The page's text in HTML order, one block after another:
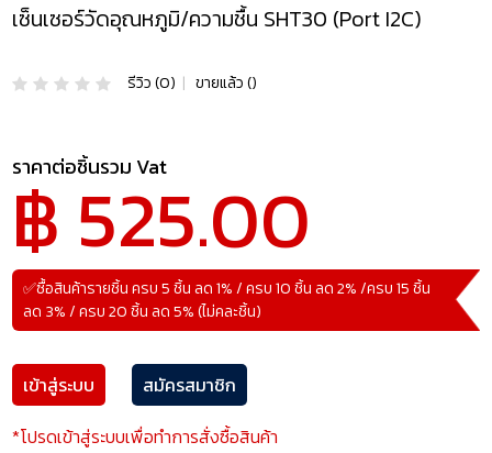
เซ็นเซอร์วัดอุณหภูมิ/ความชื้น SHT30 (Port I2C)
รีวิว (0) | ขายแล้ว ()
ราคาต่อชิ้นรวม Vat
฿ 525.00
✅ซื้อสินค้ารายชิ้น ครบ 5 ชิ้น ลด 1% / ครบ 10 ชิ้น ลด 2% /ครบ 15 ชิ้น
ลด 3% / ครบ 20 ชิ้น ลด 5% (ไม่คละชิ้น)
เข้าสู่ระบบ
สมัครสมาชิก
*โปรดเข้าสู่ระบบเพื่อทำการสั่งซื้อสินค้า